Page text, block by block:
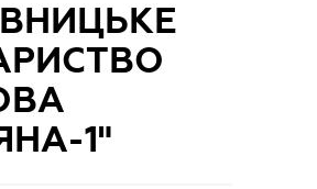
1"